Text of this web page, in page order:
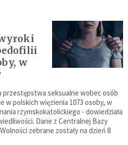
w
przestępstwa seksualne wobec osób
w polskich więzienia 1073 osoby, w
rzymskokatolickiego - dowiedziała
Dane z Centralnej Bazy
zebrane zostały na dzień 8